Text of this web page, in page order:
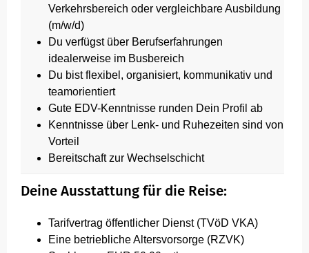
Verkehrsbereich oder vergleichbare Ausbildung
(m/w/d)
Du verfügst über Berufserfahrungen
idealerweise im Busbereich
Du bist flexibel, organisiert, kommunikativ und
teamorientiert
Gute EDV-Kenntnisse runden Dein Profil ab
Kenntnisse über Lenk- und Ruhezeiten sind von
Vorteil
Bereitschaft zur Wechselschicht
Deine Ausstattung für die Reise:
Tarifvertrag öffentlicher Dienst (TVöD VKA)
Eine betriebliche Altersvorsorge (RZVK)